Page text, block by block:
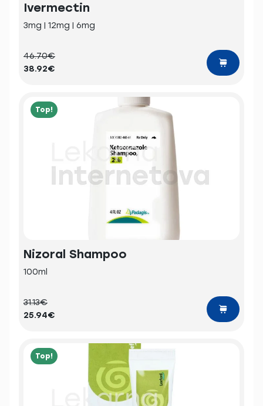
Ivermectin
3mg | 12mg | 6mg
46.70€
38.92€
Top!
Nizoral Shampoo
100ml
31.13€
25.94€
Top!